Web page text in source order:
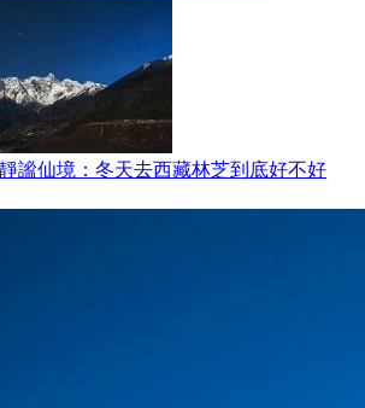
謐仙境：冬天去西藏林芝到底好不好